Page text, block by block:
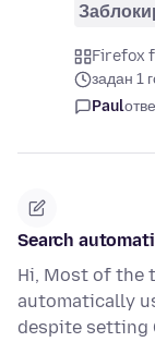
Firefox
задан 1
Paul
Search
Hi, Most of the
automatically
despite setting